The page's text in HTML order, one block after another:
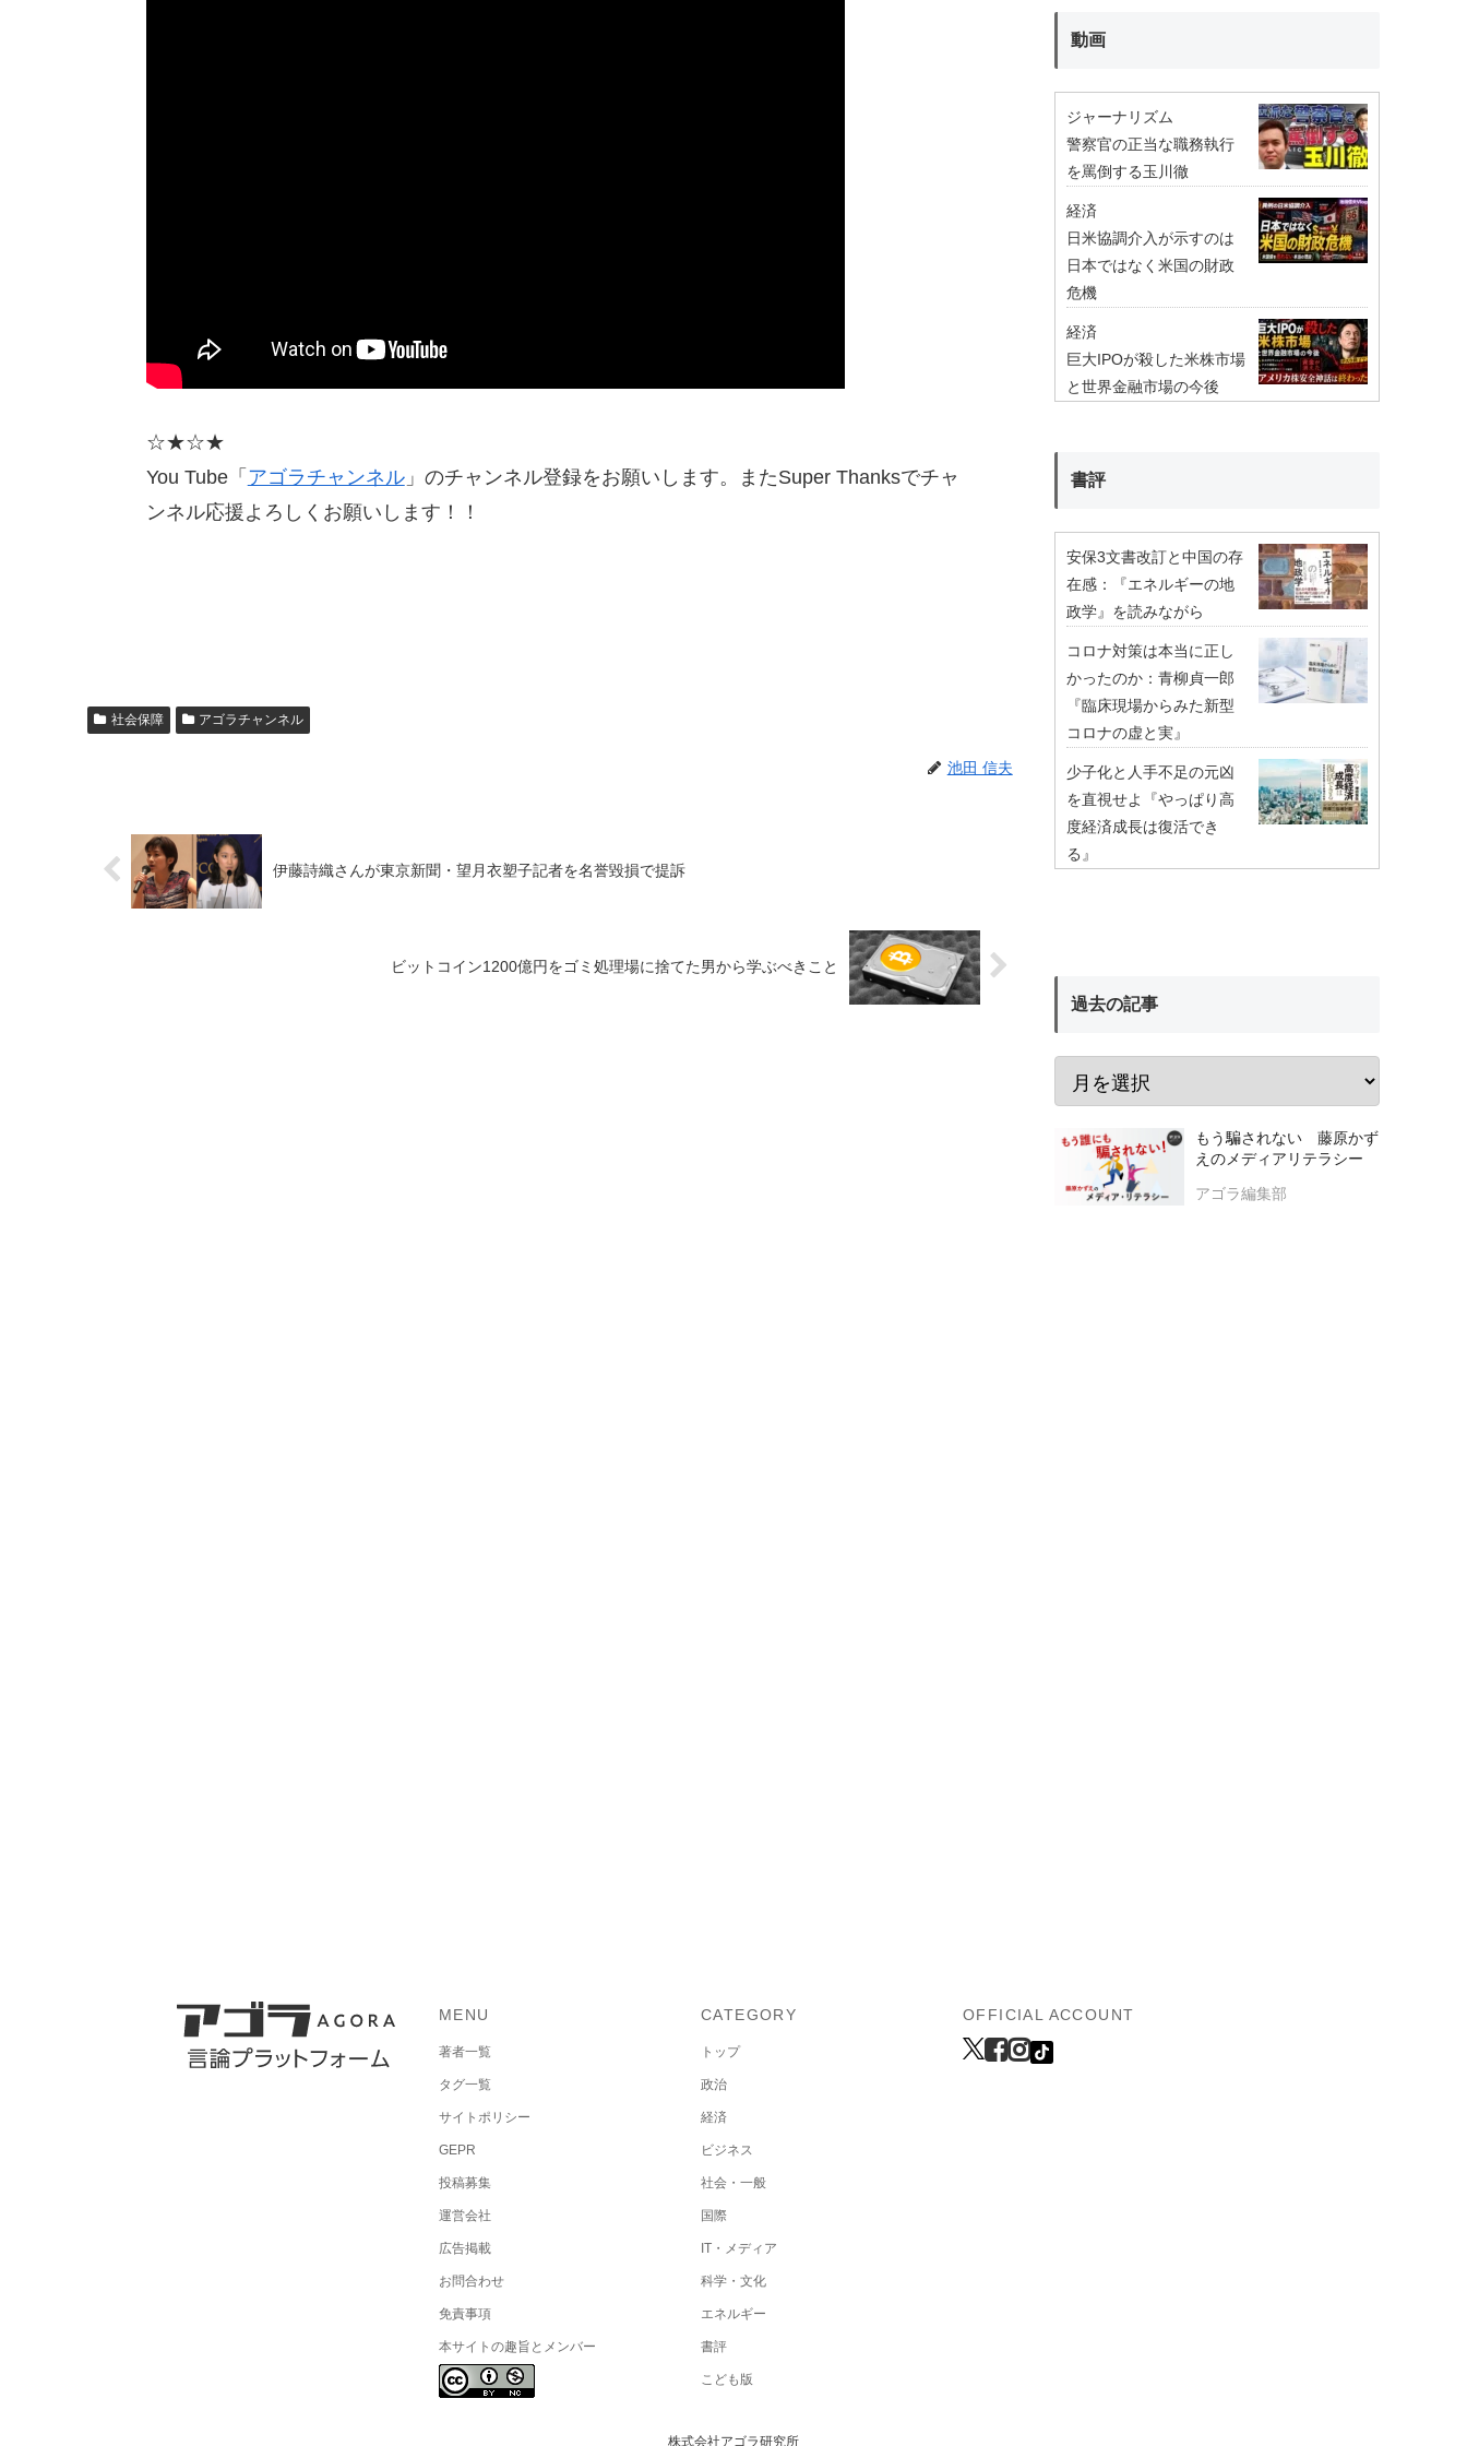
☆★☆★
You Tube「 アゴラチャンネル」のチャンネル登録をお願いします。またSuper Thanksでチャ
ンネル応援よろしくお願いします！！
社会保障 アゴラチャンネル
池田 信夫
伊藤詩織さんが東京新聞・望月衣塑子記者を名誉毀損で提訴
ビットコイン1200億円をゴミ処理場に捨てた男から学ぶべきこと
動画
ジャーナリズム
警察官の正当な職務執行
を罵倒する玉川徹
経済
日米協調介入が示すのは
日本ではなく米国の財政
危機
経済
巨大IPOが殺した米株市場
と世界金融市場の今後
書評
安保3文書改訂と中国の存
在感：『エネルギーの地
政学』を読みながら
コロナ対策は本当に正し
かったのか：青柳貞一郎
『臨床現場からみた新型
コロナの虚と実』
少子化と人手不足の元凶
を直視せよ『やっぱり高
度経済成長は復活でき
る』
過去の記事
もう騙されない 藤原かず
えのメディアリテラシー
アゴラ編集部
MENU
著者一覧
タグ一覧
サイトポリシー
GEPR
投稿募集
運営会社
広告掲載
お問合わせ
免責事項
本サイトの趣旨とメンバー
CATEGORY
トップ
政治
経済
ビジネス
社会・一般
国際
IT・メディア
科学・文化
エネルギー
書評
こども版
OFFICIAL ACCOUNT
株式会社アゴラ研究所